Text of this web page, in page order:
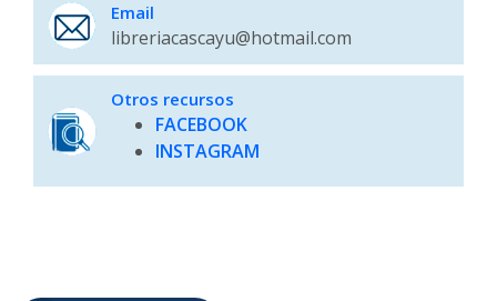
Email
libreriacascayu@hotmail.com
Otros recursos
FACEBOOK
INSTAGRAM